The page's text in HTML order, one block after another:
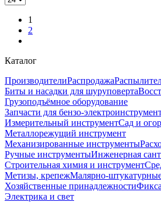
1
2
Каталог
ПроизводителиРаспродажа
Биты и насадки для шуруповерта
Грузоподъёмное оборудование
Запчасти для бензо-
Измерительный инструментСад и
Металлорежущий инструмент
Механизированные инструменты
Ручные инструментыИнженерная
Строительная химия и инструмент
Метизы, крепежМалярно-
Хозяйственные принадлежности
Электрика и свет